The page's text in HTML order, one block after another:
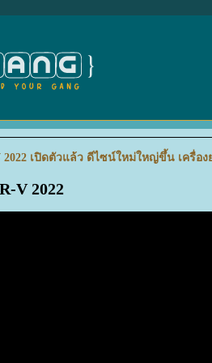
2022 เปิดตัวแล้ว ดีไซน์ใหม่ใหญ่ขึ้น เครื่อ
V 2022